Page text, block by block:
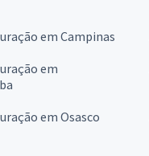
em Campinas
em
em Osasco